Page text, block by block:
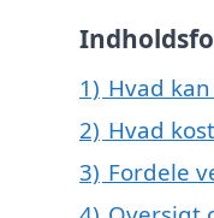
1) Hvad
2) Hvad
3) Fordele